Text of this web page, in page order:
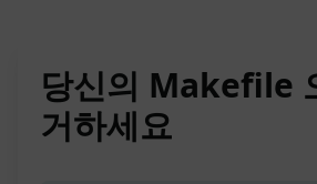
당신의 Makefile
거하세요